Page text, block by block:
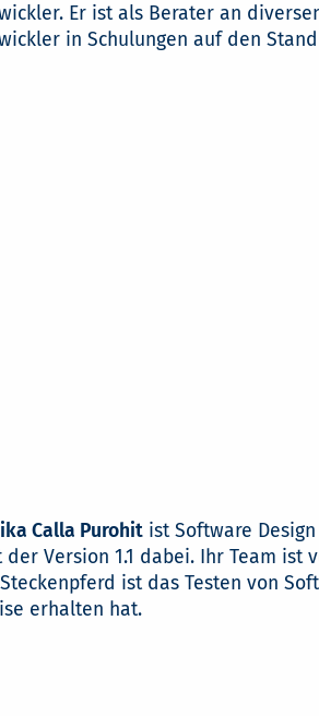
Er ist als Berater an
in Schulungen auf den
Calla Purohitist Software Design
der Version 1.1 dabei. Ihr Team ist
ist das Testen von
erhalten hat.